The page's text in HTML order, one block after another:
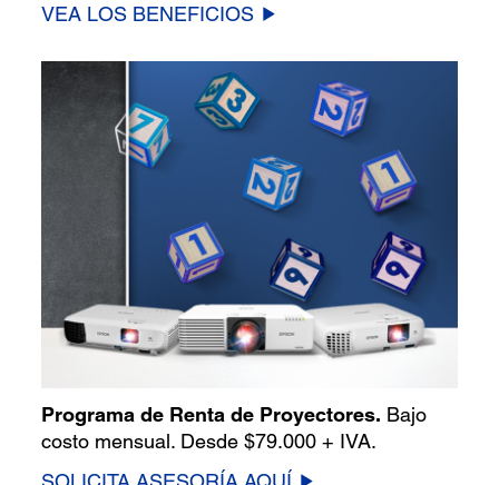
VEA LOS BENEFICIOS
Programa de Renta de Proyectores. Bajo
costo mensual. Desde $79.000 + IVA.